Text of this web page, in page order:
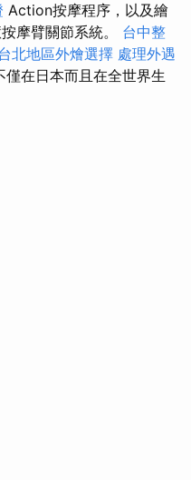
Action按摩程序，以及繪
摩臂關節系統。 台中整
北地區外燴選擇 處理外遇
僅在日本而且在全世界生